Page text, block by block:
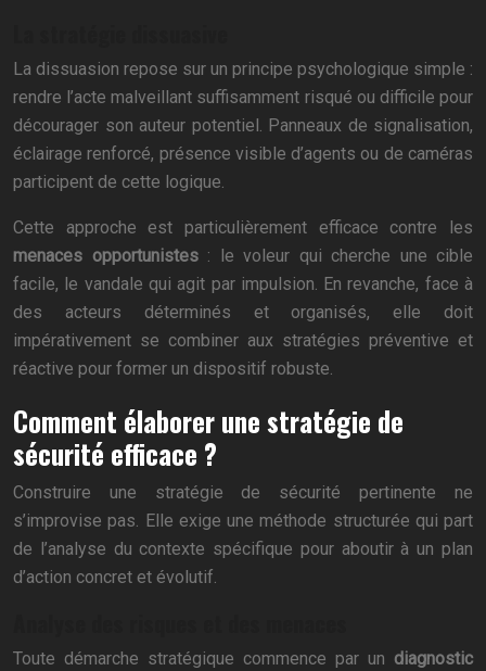
La dissuasion repose sur un principe psychologique simple :
rendre l’acte malveillant suffisamment risqué ou difficile pour
décourager son auteur potentiel. Panneaux de signalisation,
éclairage renforcé, présence visible d’agents ou de caméras
participent de cette logique.
Cette approche est particulièrement efficace contre les
menaces opportunistes: le voleur qui cherche une cible
facile, le vandale qui agit par impulsion. En revanche, face à
des acteurs déterminés et organisés, elle doit
impérativement se combiner aux stratégies préventive et
réactive pour former un dispositif robuste.
Comment élaborer une stratégie de
sécurité efficace ?
Construire une stratégie de sécurité pertinente ne
s’improvise pas. Elle exige une méthode structurée qui part
de l’analyse du contexte spécifique pour aboutir à un plan
d’action concret et évolutif.
Toute démarche stratégique commence par un diagnostic